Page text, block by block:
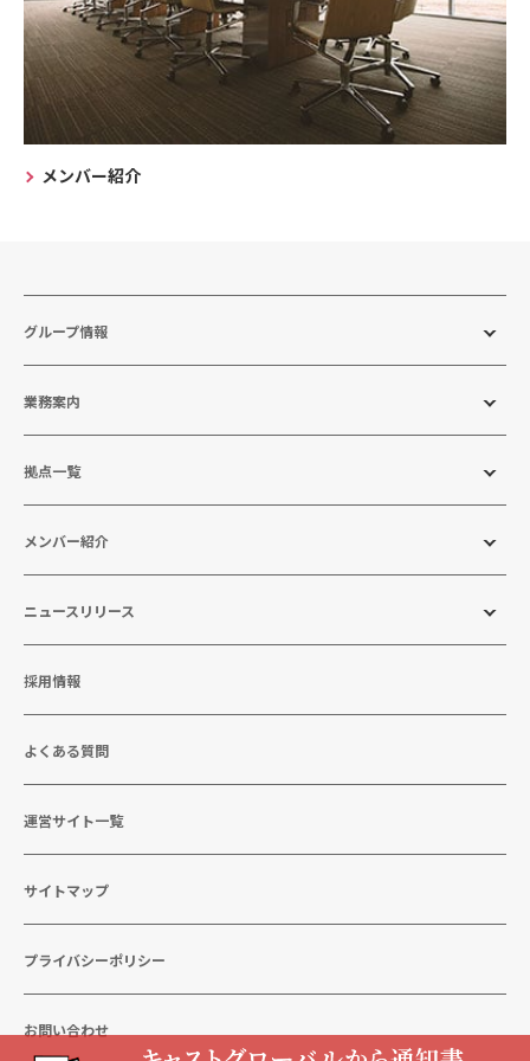
メンバー紹介
グループ情報
業務案内
拠点一覧
メンバー紹介
ニュースリリース
採用情報
よくある質問
運営サイト一覧
サイトマップ
プライバシーポリシー
お問い合わせ